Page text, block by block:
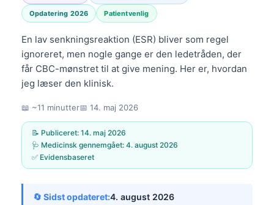
Opdatering 2026 Patientvenlig
En lav senkningsreaktion (ESR) bliver som regel
ignoreret, men nogle gange er den ledetråden, der
får CBC-mønstret til at give mening. Her er, hvordan
jeg læser den klinisk.
📖 ~11 minutter📅 14. maj 2026
📝 Publiceret: 14. maj 2026
🩺 Medicinsk gennemgået: 4. august 2026
✅ Evidensbaseret
🔄 Sidst opdateret:4. august 2026